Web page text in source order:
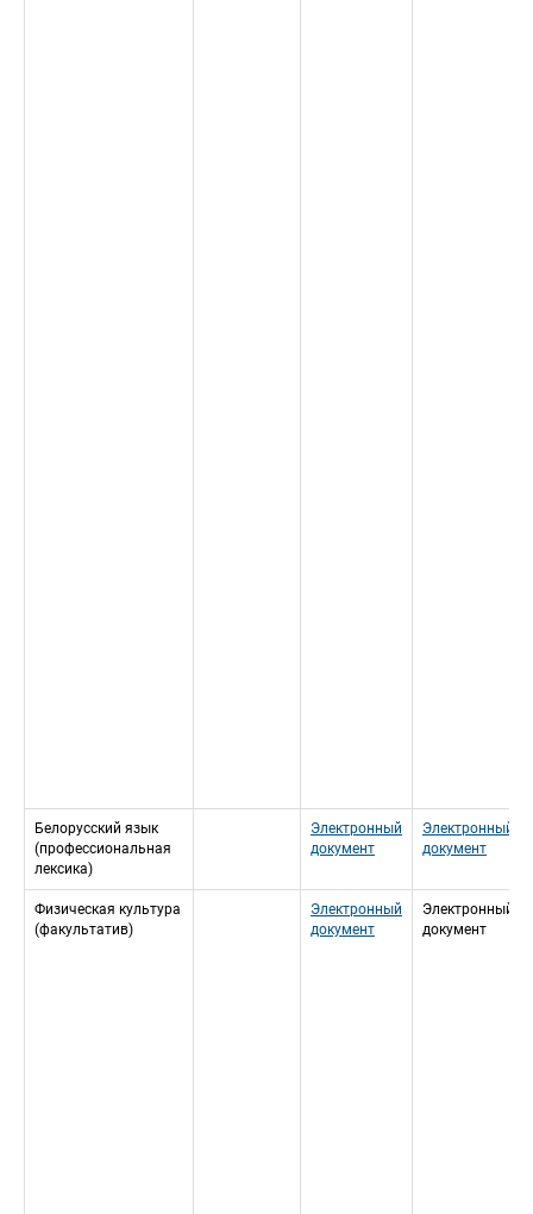
Белорусский язык
(профессиональная
лексика)
Электронный
документ
Электронный
документ
Физическая культура
(факультатив)
Электронный
документ
Электронный
документ